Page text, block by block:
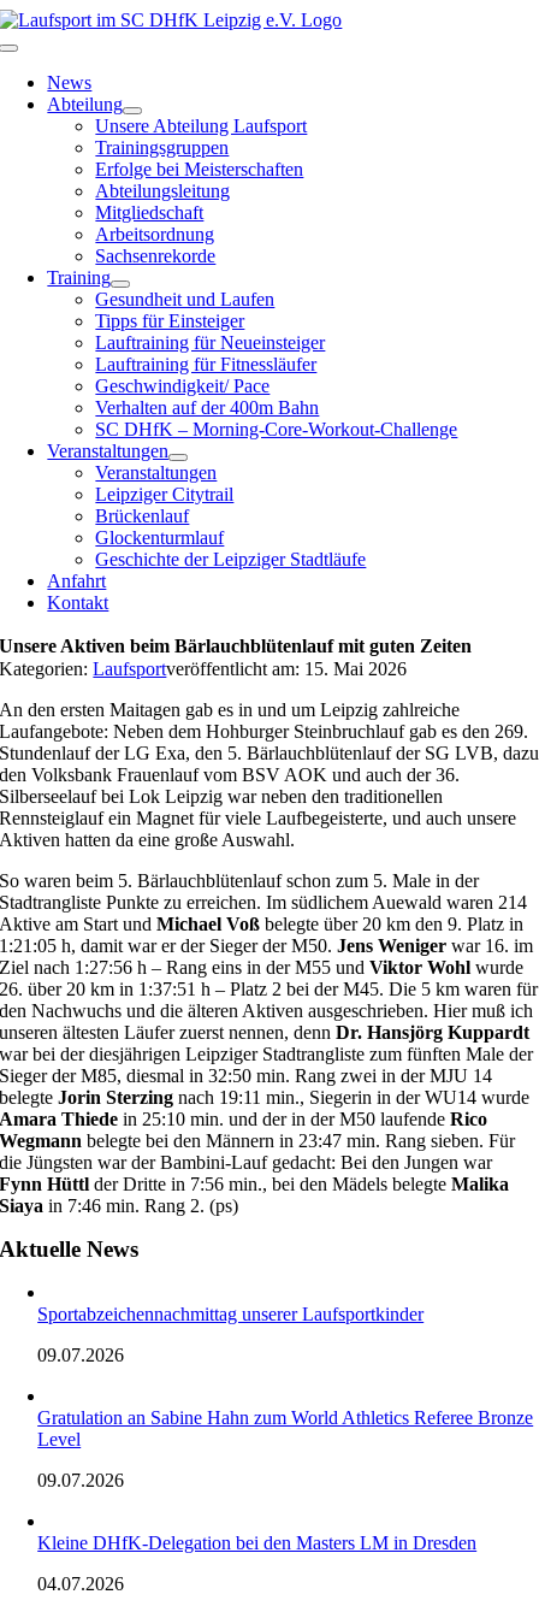
Zum
Inhalt
Toggle
Navigation
News
Abteilung
Unsere Abteilung Laufsport
Trainingsgruppen
Erfolge bei Meisterschaften
Abteilungsleitung
Mitgliedschaft
Arbeitsordnung
Sachsenrekorde
Training
Gesundheit und Laufen
Tipps für Einsteiger
Lauftraining für Neueinsteiger
Lauftraining für Fitnessläufer
Geschwindigkeit/ Pace
Verhalten auf der 400m Bahn
SC DHfK – Morning-Core-Workout-Challenge
Veranstaltungen
Veranstaltungen
Leipziger Citytrail
Brückenlauf
Glockenturmlauf
Geschichte der Leipziger Stadtläufe
Anfahrt
Kontakt
Unsere Aktiven beim Bärlauchblütenlauf mit guten Zeiten
Kategorien:Laufsportveröffentlicht am: 15. Mai 2026
An den ersten Maitagen gab es in und um Leipzig zahlreiche
Laufangebote: Neben dem Hohburger Steinbruchlauf gab es den 269.
Stundenlauf der LG Exa, den 5. Bärlauchblütenlauf der SG LVB, dazu
den Volksbank Frauenlauf vom BSV AOK und auch der 36.
Silberseelauf bei Lok Leipzig war neben den traditionellen
Rennsteiglauf ein Magnet für viele Laufbegeisterte, und auch unsere
Aktiven hatten da eine große Auswahl.
So waren beim 5. Bärlauchblütenlauf schon zum 5. Male in der
Stadtrangliste Punkte zu erreichen. Im südlichem Auewald waren 214
Aktive am Start undMichael Voß belegte über 20 km den 9. Platz in
1:21:05 h, damit war er der Sieger der M50.Jens Weniger war 16. im
Ziel nach 1:27:56 h – Rang eins in der M55 undViktor Wohl wurde
26. über 20 km in 1:37:51 h – Platz 2 bei der M45. Die 5 km waren für
den Nachwuchs und die älteren Aktiven ausgeschrieben. Hier muß ich
unseren ältesten Läufer zuerst nennen, dennDr. Hansjörg Kuppardt
war bei der diesjährigen Leipziger Stadtrangliste zum fünften Male der
Sieger der M85, diesmal in 32:50 min. Rang zwei in der MJU 14
belegteJorin Sterzing nach 19:11 min., Siegerin in der WU14 wurde
Amara Thiede in 25:10 min. und der in der M50 laufendeRico
Wegmann belegte bei den Männern in 23:47 min. Rang sieben. Für
die Jüngsten war der Bambini-Lauf gedacht: Bei den Jungen war
Fynn Hüttl der Dritte in 7:56 min., bei den Mädels belegteMalika
Siaya in 7:46 min. Rang 2. (ps)
Aktuelle News
Sportabzeichennachmittag unserer Laufsportkinder
09.07.2026
Gratulation an Sabine Hahn zum World Athletics Referee Bronze
Level
09.07.2026
Kleine DHfK-Delegation bei den Masters LM in Dresden
04.07.2026